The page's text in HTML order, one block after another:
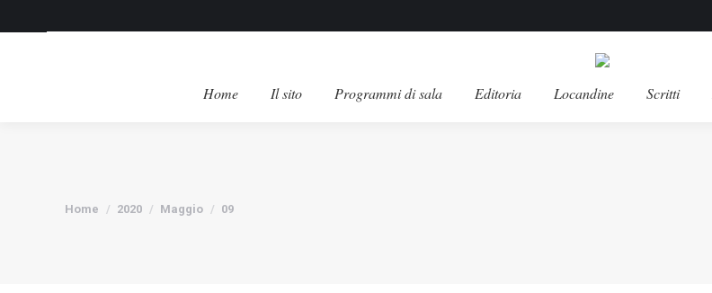
Home Il sito Programmi di sala Editoria Locandine Scritti
Home 2020 Maggio 09